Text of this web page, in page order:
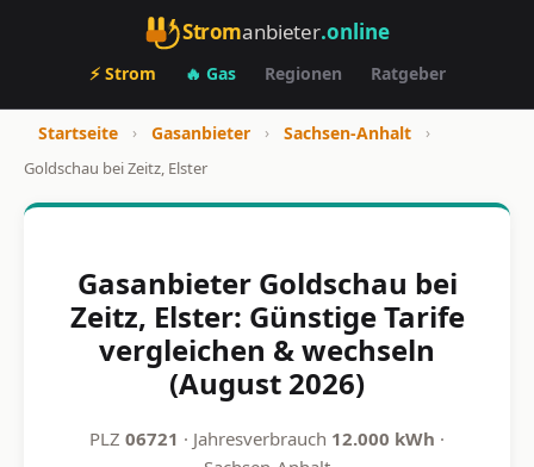
Stromanbieter.online
⚡ Strom 🔥 Gas Regionen Ratgeber
Startseite › Gasanbieter › Sachsen-Anhalt
›
Goldschau bei Zeitz, Elster
Gasanbieter Goldschau bei
Zeitz, Elster: Günstige Tarife
vergleichen & wechseln
(August 2026)
PLZ 06721 · Jahresverbrauch 12.000 kWh ·